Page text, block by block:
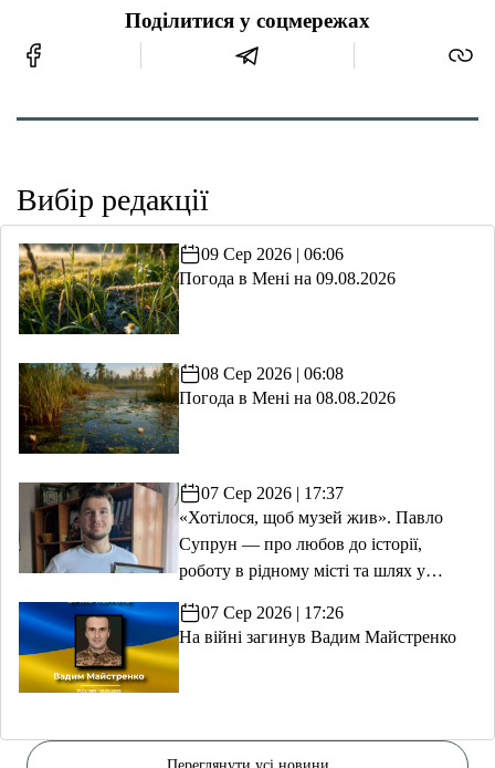
Поділитися у соцмережах
Вибір редакції
09 Сер 2026 | 06:06
Погода в Мені на 09.08.2026
08 Сер 2026 | 06:08
Погода в Мені на 08.08.2026
07 Сер 2026 | 17:37
«Хотілося, щоб музей жив». Павло
Супрун — про любов до історії,
роботу в рідному місті та шлях у
07 Сер 2026 | 17:26
На війні загинув Вадим Майстренко